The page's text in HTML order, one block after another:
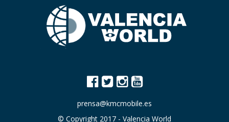
prensa@kmcmobile.es
© Copyright 2017 - Valencia World